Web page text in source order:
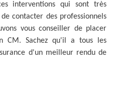
interventions qui sont très
contacter des professionnels
vous conseiller de placer
CM. Sachez qu'il a tous les
d'un meilleur rendu de